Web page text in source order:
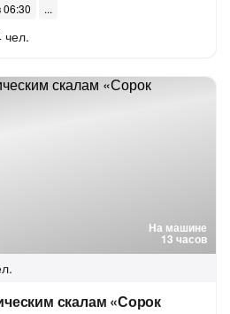
06:30
чел.
На машине
13 часов
скалам «Сорок